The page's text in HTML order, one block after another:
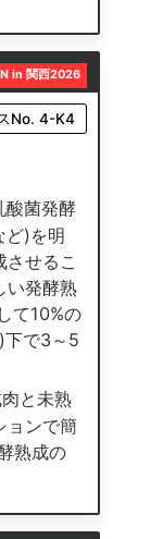
in 関西2026
No. 4-K4
酸菌発酵
ど)を明
せるこ
い発酵熟
て10%の
で3～5
と未熟
ョンで簡
熟成の